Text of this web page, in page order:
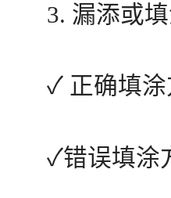
3. 漏添或填
✓ 正确填涂
✓错误填涂方